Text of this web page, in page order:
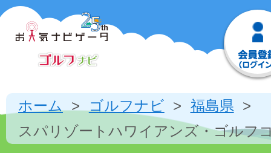
ホーム ゴルフナビ
福島県
スパリゾートハワイアンズ・ゴルフ